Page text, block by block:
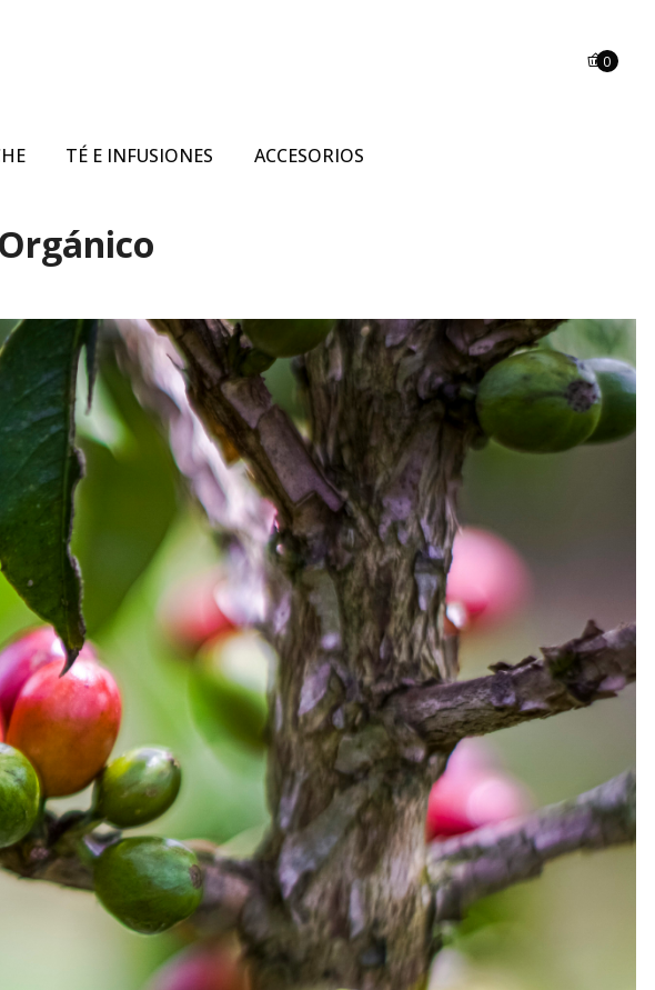
0
TÉ E INFUSIONES ACCESORIOS